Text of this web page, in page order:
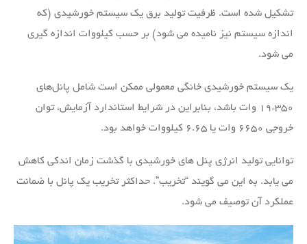
تشکیل شده است. ظرفیت تولید برق یک سیستم خورشیدی (که
اندازه سیستم نیز نامیده می شود) بر حسب کیلووات اندازه گیری
می شود.
یک سیستم خورشیدی خانگی معمولی ممکن است شامل پانل‌های
۳۵۰*۱۹ وات باشد، بنابراین در شرایط استاندارد آزمایش، توان
خروجی ۶۶۵۰ وات یا ۶.۶۵ کیلووات خواهد بود.
توانایی تولید انرژی پنل های خورشیدی با گذشت زمان اندکی کاهش
می یابد. به این می گویند “تخریب”. حداکثر تخریب یک پانل با ضمانت
عملکرد آن توصیف می شود.